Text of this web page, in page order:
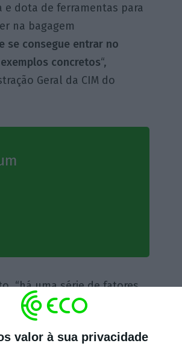
valor à sua privacidade
dota de ferramentas para
na bagagem
se consegue entrar no
concretos“,
Geral da CIM do
“há uma série de fatores
ainda mais grave
por exemplo, os
fazer a atualização de